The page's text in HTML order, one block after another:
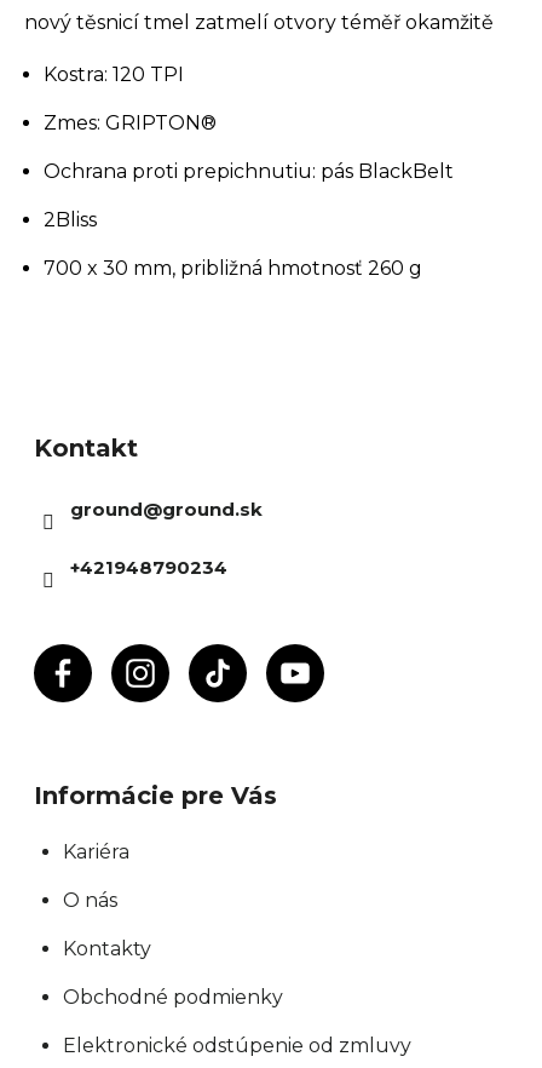
nový těsnicí tmel zatmelí otvory téměř okamžitě
Kostra: 120 TPI
Zmes: GRIPTON®
Ochrana proti prepichnutiu: pás BlackBelt
2Bliss
700 x 30 mm, približná hmotnosť 260 g
Kontakt
ground@ground.sk
+421948790234
Informácie pre Vás
Kariéra
O nás
Kontakty
Obchodné podmienky
Elektronické odstúpenie od zmluvy